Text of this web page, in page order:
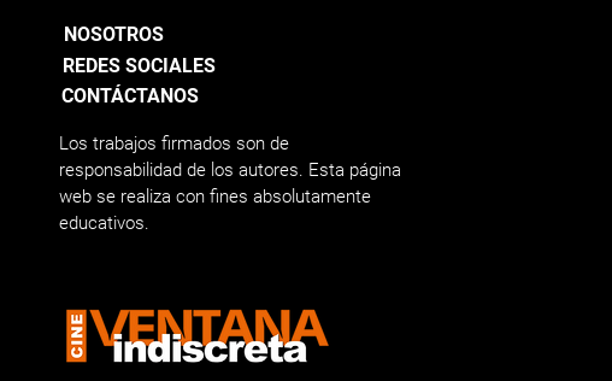
NOSOTROS
REDES SOCIALES
CONTÁCTANOS
Los trabajos firmados son de
responsabilidad de los autores. Esta página
web se realiza con fines absolutamente
educativos.